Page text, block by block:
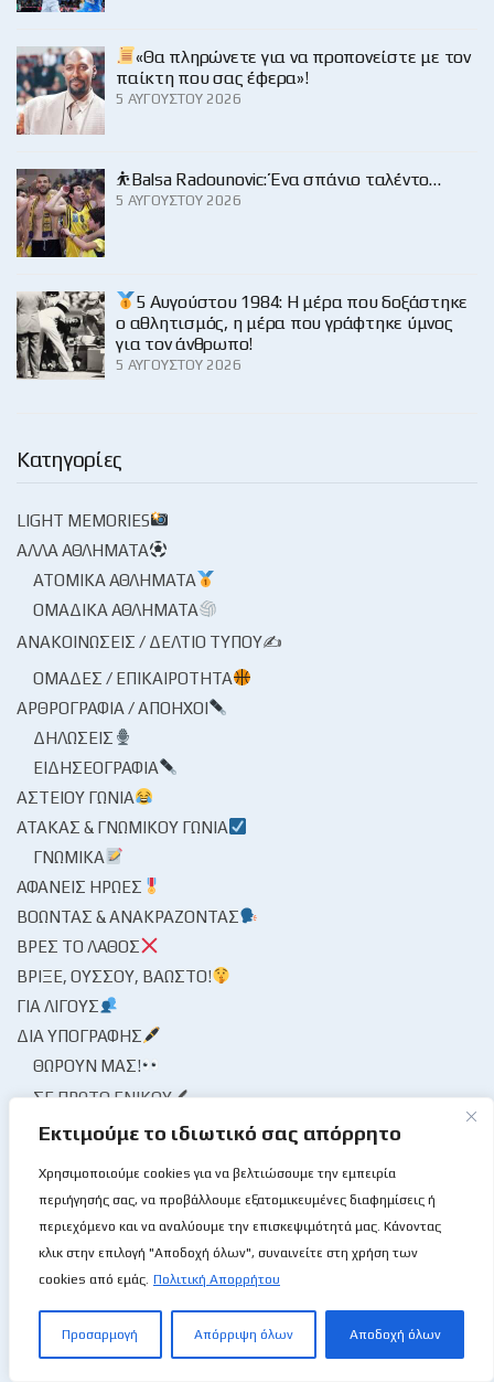
Εκτιμούμε το ιδιωτικό σας απόρρητο
Χρησιμοποιούμε cookies για να βελτιώσουμε την εμπειρία
περιήγησής σας, να προβάλλουμε εξατομικευμένες διαφημίσεις ή
περιεχόμενο και να αναλύουμε την επισκεψιμότητά μας. Κάνοντας
κλικ στην επιλογή "Αποδοχή όλων", συναινείτε στη χρήση των
cookies από εμάς. Πολιτική Απορρήτου
Προσαρμογή Απόρριψη όλων Αποδοχή όλων
«Θα πληρώνετε για να προπονείστε με τον
παίκτη που σας έφερα»!
5 ΑΥΓΟΎΣΤΟΥ 2026
⛹️Balsa Radounovic: Ένα σπάνιο ταλέντο…
5 ΑΥΓΟΎΣΤΟΥ 2026
5 Αυγούστου 1984: Η μέρα που δοξάστηκε
ο αθλητισμός, η μέρα που γράφτηκε ύμνος
για τον άνθρωπο!
5 ΑΥΓΟΎΣΤΟΥ 2026
Κατηγορίες
LIGHT MEMORIES
ΆΛΛΑ ΑΘΛΉΜΑΤΑ
ΑΤΟΜΙΚΆ ΑΘΛΉΜΑΤΑ
ΟΜΑΔΙΚΆ ΑΘΛΉΜΑΤΑ
ΑΝΑΚΟΙΝΏΣΕΙΣ / ΔΕΛΤΊΟ ΤΎΠΟΥ✍
ΟΜΆΔΕΣ / ΕΠΙΚΑΙΡΌΤΗΤΑ
ΑΡΘΡΟΓΡΑΦΊΑ / ΑΠΌΗΧΟΙ
ΔΗΛΏΣΕΙΣ
ΕΙΔΗΣΕΟΓΡΑΦΊΑ
ΑΣΤΕΊΟΥ ΓΩΝΊΑ
ΑΤΆΚΑΣ & ΓΝΩΜΙΚΟΎ ΓΩΝΊΑ
ΓΝΩΜΙΚΆ
ΑΦΑΝΕΊΣ ΉΡΩΕΣ
ΒΟΏΝΤΑΣ & ΑΝΑΚΡΆΖΟΝΤΑΣ
ΒΡΕΣ ΤΟ ΛΆΘΟΣ
ΒΡΊΞΕ, ΟΎΣΣΟΥ, ΒΆΩΣΤΟ!
ΓΙΑ ΛΊΓΟΥΣ
ΔΙΑ ΥΠΟΓΡΑΦΉΣ
ΘΩΡΟΎΝ ΜΑΣ!
ΣΕ ΠΡΏΤΟ ΕΝΙΚΟΎ🖊
ΔΙΆΦΟΡΑ / ΚΌΣΜΟΣ
ΔΙΟΡΓΑΝΏΣΕΙΣ
ΑΝΑΠΤΥΞΙΑΚΌ
ΚΎΠΕΛΛΟ
ΜΊΝΙ & ΣΧΟΛΙΚΌ
ΠΡΩΤΆΘΛΗΜΑ
ΕΘΝΙΚΈΣ ΟΜΆΔΕΣ
ΕΘΝΙΚΈΣ ΑΝΑΠΤΥΞΙΑΚΏΝ